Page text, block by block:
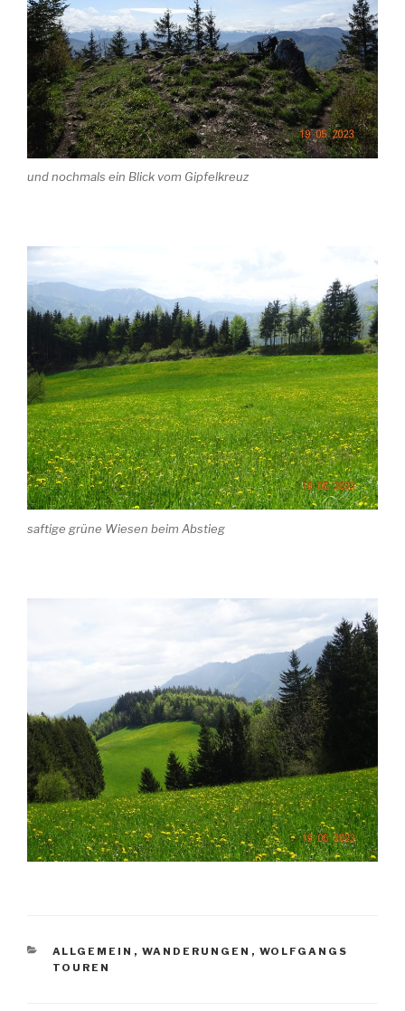
und nochmals ein Blick vom Gipfelkreuz
saftige grüne Wiesen beim Abstieg
KATEGORIEN
ALLGEMEIN , WANDERUNGEN , WOLFGANGS
TOUREN